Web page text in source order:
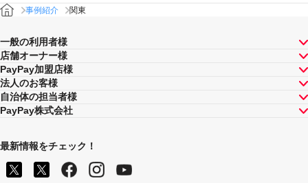
事例紹介 関東
一般の利用者様
店舗オーナー様
PayPay加盟店様
法人のお客様
自治体の担当者様
PayPay株式会社
最新情報をチェック！